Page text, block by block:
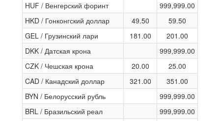
HUF / Венгерский форинт
999,999.00
HKD / Гонконгский доллар
49.50
59.50
GEL / Грузинский лари
181.00
201.00
DKK / Датская крона
999,999.00
CZK / Чешская крона
20.00
25.00
CAD / Канадский доллар
321.00
351.00
BYN / Белорусский рубль
999,999.00
BRL / Бразильский реал
999,999.00